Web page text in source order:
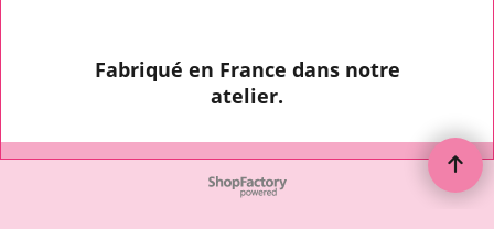
Fabriqué en France dans notre
atelier.
To create online store ShopFactory eCommerce software was used.